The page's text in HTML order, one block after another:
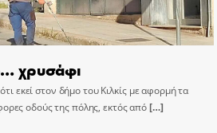
χρυσάφι
εκεί στον δήμο του Κιλκίς με αφορμή τα
οδούς της πόλης, εκτός από[…]